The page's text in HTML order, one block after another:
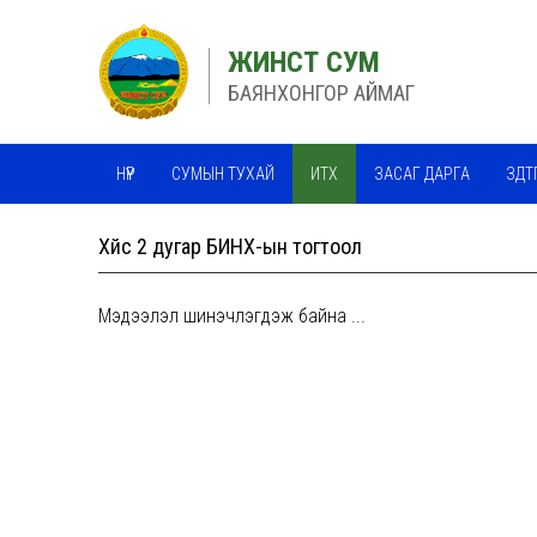
ЖИНСТ СУМ
БАЯНХОНГОР АЙМАГ
НҮҮР СУМЫН ТУХАЙ ИТХ ЗАСАГ ДАРГА
Хүйс 2 дугар БИНХ-ын тогтоол
Мэдээлэл шинэчлэгдэж байна ...